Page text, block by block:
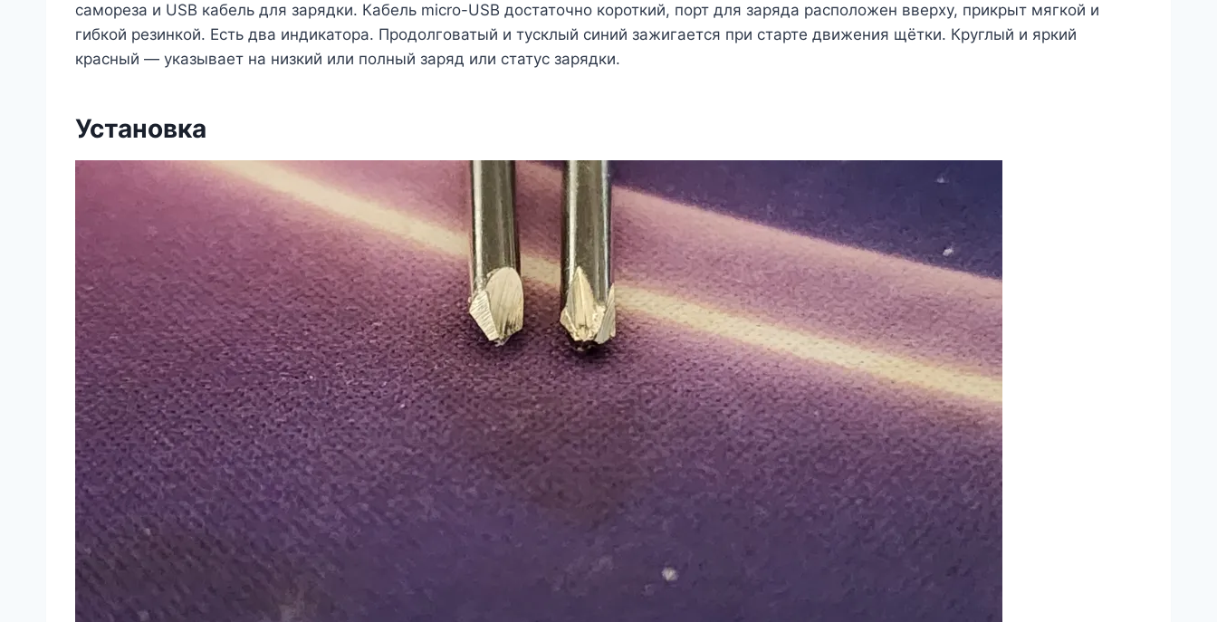
самореза и USB кабель для зарядки. Кабель micro-USB достаточно короткий, порт для заряда расположен вверху, прикрыт мягкой и
гибкой резинкой. Есть два индикатора. Продолговатый и тусклый синий зажигается при старте движения щётки. Круглый и яркий
красный — указывает на низкий или полный заряд или статус зарядки.
Установка